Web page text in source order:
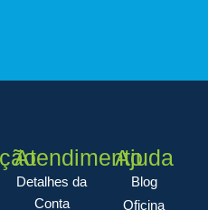
Atendimento
Detalhes da
Conta
Ajuda
Blog
Oficina